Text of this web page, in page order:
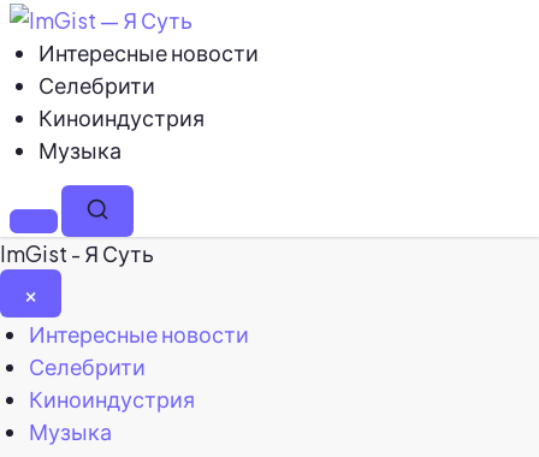
Интересные новости
Селебрити
Киноиндустрия
Музыка
МенюПоиск
ImGist - Я Суть
×
Закрыть
меню
Интересные новости
Селебрити
Киноиндустрия
Музыка